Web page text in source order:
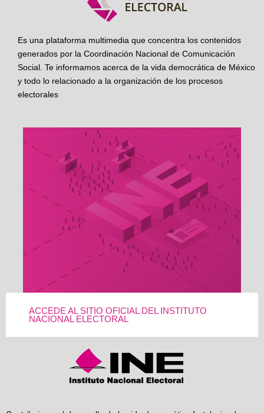
Es una plataforma multimedia que concentra los contenidos
generados por la Coordinación Nacional de Comunicación
Social. Te informamos acerca de la vida democrática de México
y todo lo relacionado a la organización de los procesos
electorales
ACCEDE AL SITIO OFICIAL DEL INSTITUTO
NACIONAL ELECTORAL